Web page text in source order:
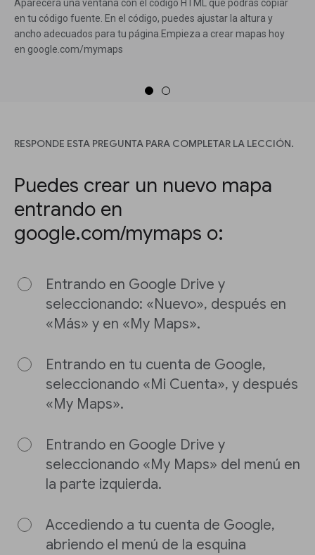
Aparecerá una ventana con el código HTML que podrás copiar
en tu código fuente. En el código, puedes ajustar la altura y
ancho adecuados para tu página.Empieza a crear mapas hoy
en google.com/mymaps
RESPONDE ESTA PREGUNTA PARA COMPLETAR LA LECCIÓN.
Puedes crear un nuevo mapa
entrando en
google.com/mymaps o:
Entrando en Google Drive y
seleccionando: «Nuevo», después en
«Más» y en «My Maps».
Entrando en tu cuenta de Google,
seleccionando «Mi Cuenta», y después
«My Maps».
Entrando en Google Drive y
seleccionando «My Maps» del menú en
la parte izquierda.
Accediendo a tu cuenta de Google,
abriendo el menú de la esquina